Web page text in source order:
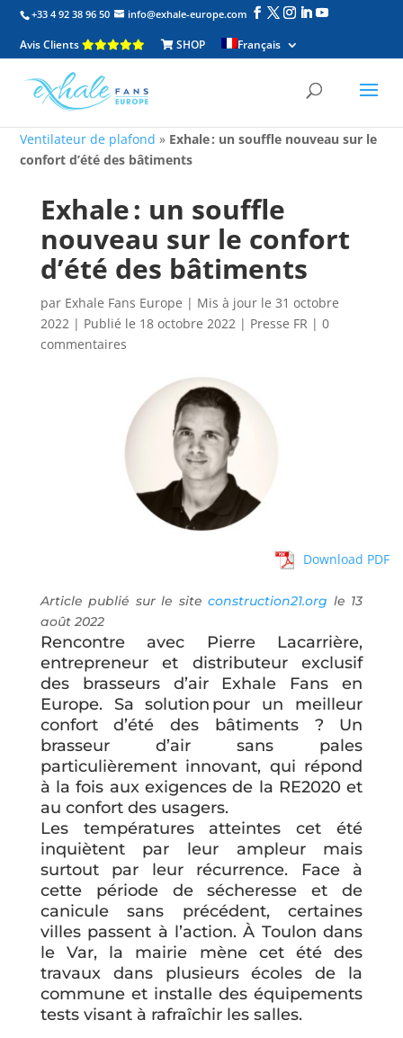
Ventilateur de plafond » Exhale : un souffle nouveau sur le
confort d’été des bâtiments
+33 4 92 38 96 50 info@exhale-europe.com
Avis Clients SHOP Français
Exhale : un souffle
nouveau sur le confort
d’été des bâtiments
par Exhale Fans Europe | Mis à jour le 31 octobre
2022 | Publié le 18 octobre 2022| Presse FR | 0
commentaires
Download PDF
Article publié sur le siteconstruction21.org le 13
août 2022
Rencontre avec Pierre Lacarrière,
entrepreneur et distributeur exclusif
des brasseurs d’air Exhale Fans en
Europe. Sa solution pour un meilleur
confort d’été des bâtiments ? Un
brasseur d’air sans pales
particulièrement innovant, qui répond
à la fois aux exigences de la RE2020 et
au confort des usagers.
Les températures atteintes cet été
inquiètent par leur ampleur mais
surtout par leur récurrence. Face à
cette période de sécheresse et de
canicule sans précédent, certaines
villes passent à l’action. À Toulon dans
le Var, la mairie mène cet été des
travaux dans plusieurs écoles de la
commune et installe des équipements
tests visant à rafraîchir les salles.